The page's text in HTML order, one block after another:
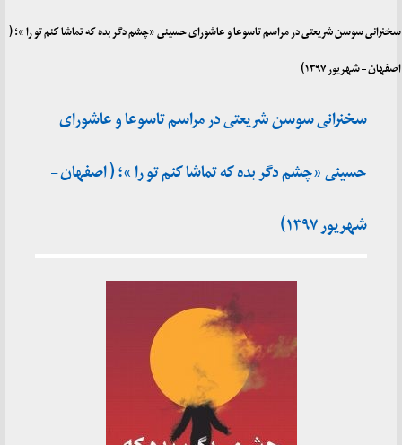
سخنرانی سوسن شریعتی در مراسم تاسوعا و عاشورای حسینی «چشم دگر بده که تماشا کنم تو را »؛ (
اصفهان – شهریور ۱۳۹۷)
سخنرانی سوسن شریعتی در مراسم تاسوعا و عاشورای
حسینی «چشم دگر بده که تماشا کنم تو را »؛ ( اصفهان –
شهریور ۱۳۹۷)